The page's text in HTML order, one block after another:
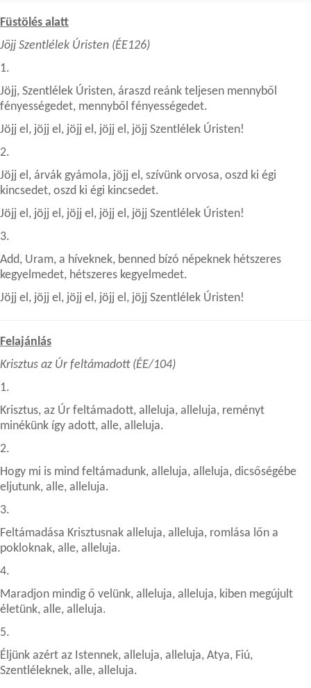
Füstölés alatt
Jöjj Szentlélek Úristen (ÉE126)
1.
Jöjj, Szentlélek Úristen, áraszd reánk teljesen mennyből
fényességedet, mennyből fényességedet.
Jöjj el, jöjj el, jöjj el, jöjj el, jöjj Szentlélek Úristen!
2.
Jöjj el, árvák gyámola, jöjj el, szívünk orvosa, oszd ki égi
kincsedet, oszd ki égi kincsedet.
Jöjj el, jöjj el, jöjj el, jöjj el, jöjj Szentlélek Úristen!
3.
Add, Uram, a híveknek, benned bízó népeknek hétszeres
kegyelmedet, hétszeres kegyelmedet.
Jöjj el, jöjj el, jöjj el, jöjj el, jöjj Szentlélek Úristen!
Felajánlás
Krisztus az Úr feltámadott (ÉE/104)
1.
Krisztus, az Úr feltámadott, alleluja, alleluja, reményt
minékünk így adott, alle, alleluja.
2.
Hogy mi is mind feltámadunk, alleluja, alleluja, dicsőségébe
eljutunk, alle, alleluja.
3.
Feltámadása Krisztusnak alleluja, alleluja, romlása lőn a
pokloknak, alle, alleluja.
4.
Maradjon mindig ő velünk, alleluja, alleluja, kiben megújult
életünk, alle, alleluja.
5.
Éljünk azért az Istennek, alleluja, alleluja, Atya, Fiú,
Szentléleknek, alle, alleluja.